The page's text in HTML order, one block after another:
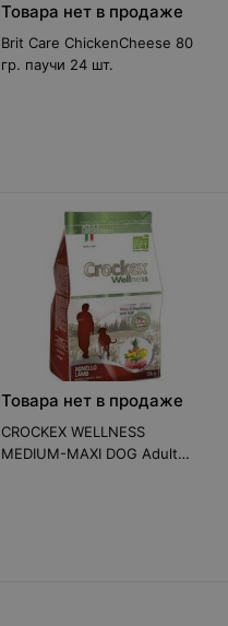
Товара нет в продаже
Brit Care ChickenCheese 80
гр. паучи 24 шт.
Товара нет в продаже
CROCKEX WELLNESS
MEDIUM-MAXI DOG Adult